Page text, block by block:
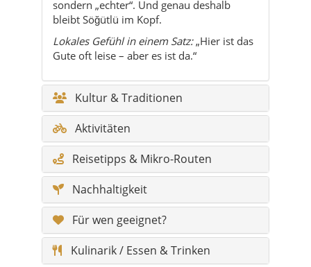
Kultur & Traditionen
Aktivitäten
Reisetipps & Mikro-Routen
Nachhaltigkeit
Für wen geeignet?
Kulinarik / Essen & Trinken
Natur & Outdoor
Feste & Veranstaltungen